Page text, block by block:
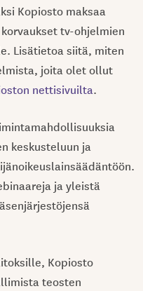
Kopiosto maksaa
tv-ohjelmien
Lisätietoa siitä, miten
joita olet ollut
nettisivuilta.
keskusteluun ja
ja yleistä
Kopiosto
teosten